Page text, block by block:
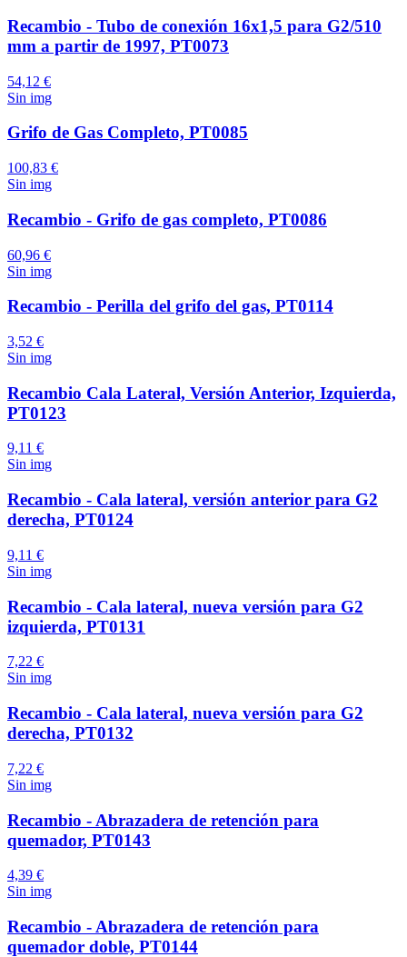
Recambio - Tubo de conexión 16x1,5 para G2/510
mm a partir de 1997, PT0073
54,12 €
Sin img
Grifo de Gas Completo, PT0085
100,83 €
Sin img
Recambio - Grifo de gas completo, PT0086
60,96 €
Sin img
Recambio - Perilla del grifo del gas, PT0114
3,52 €
Sin img
Recambio Cala Lateral, Versión Anterior, Izquierda,
PT0123
9,11 €
Sin img
Recambio - Cala lateral, versión anterior para G2
derecha, PT0124
9,11 €
Sin img
Recambio - Cala lateral, nueva versión para G2
izquierda, PT0131
7,22 €
Sin img
Recambio - Cala lateral, nueva versión para G2
derecha, PT0132
7,22 €
Sin img
Recambio - Abrazadera de retención para
quemador, PT0143
4,39 €
Sin img
Recambio - Abrazadera de retención para
quemador doble, PT0144